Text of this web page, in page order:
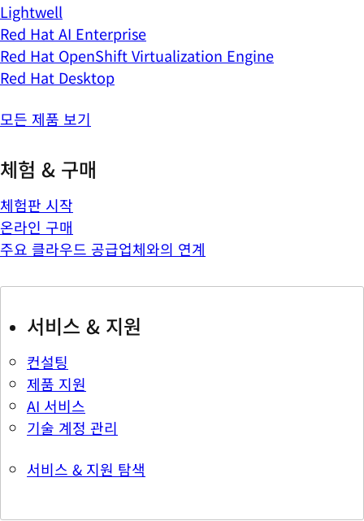
Lightwell
Red Hat AI Enterprise
Red Hat OpenShift Virtualization Engine
Red Hat Desktop
모든 제품 보기
체험 & 구매
체험판 시작
온라인 구매
주요 클라우드 공급업체와의 연계
서비스 & 지원
컨설팅
제품 지원
AI 서비스
기술 계정 관리
서비스 & 지원 탐색